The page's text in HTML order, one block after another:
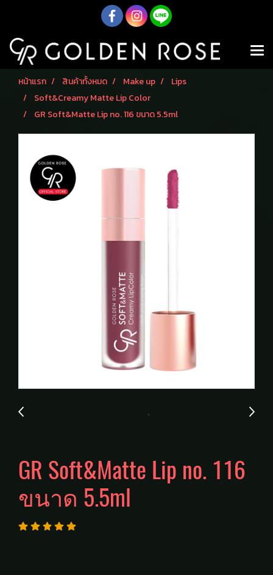
หน้าแรก สินค้าทั้งหมด Make up
Lips
Soft&Creamy Matte Lip Color
GR Soft&Matte Lip no. 116 ขนาด 5.5ml
GR Soft&Matte Lip no. 116
ขนาด 5.5ml